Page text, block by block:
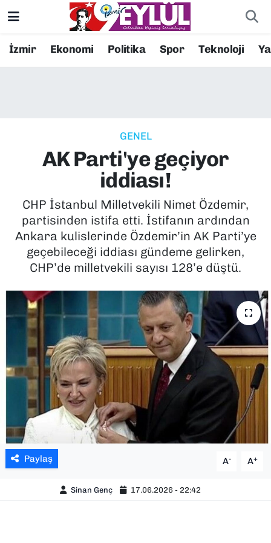
İzmir Ekonomi Politika Spor Teknoloji
GENEL
AK Parti'ye geçiyor
iddiası!
CHP İstanbul Milletvekili Nimet Özdemir,
partisinden istifa etti. İstifanın ardından
Ankara kulislerinde Özdemir’in AK Parti’ye
geçebileceği iddiası gündeme gelirken,
CHP’de milletvekili sayısı 128’e düştü.
Paylaş A- A+
Sinan Genç 17.06.2026 - 22:42
Resmi İlanlar
EKONOMİ
KÜLTÜR SANAT
MAGAZİN
POLİTİKA
SAĞLIK
SPOR
TEKNOLOJİ
YAŞAM
YEREL YÖNETİMLER
Konak Nöbetçi Eczaneler
Süper Lig Puan Durumu ve Fikstür
Tüm Manşetler
Son Dakika Haberleri
Haber Arşivi